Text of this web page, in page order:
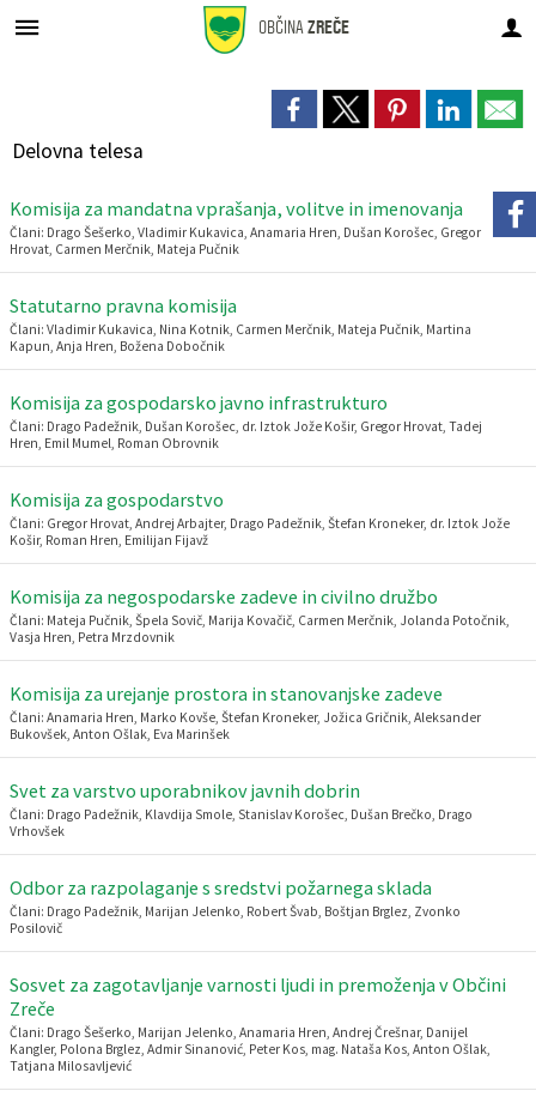
OBČINAZREČE
Delovna telesa
Komisija za mandatna vprašanja, volitve in imenovanja
Člani: Drago Šešerko, Vladimir Kukavica, Anamaria Hren, Dušan Korošec, Gregor
Hrovat, Carmen Merčnik, Mateja Pučnik
Statutarno pravna komisija
Člani: Vladimir Kukavica, Nina Kotnik, Carmen Merčnik, Mateja Pučnik, Martina
Kapun, Anja Hren, Božena Dobočnik
Komisija za gospodarsko javno infrastrukturo
Člani: Drago Padežnik, Dušan Korošec, dr. Iztok Jože Košir, Gregor Hrovat, Tadej
Hren, Emil Mumel, Roman Obrovnik
Komisija za gospodarstvo
Člani: Gregor Hrovat, Andrej Arbajter, Drago Padežnik, Štefan Kroneker, dr. Iztok Jože
Košir, Roman Hren, Emilijan Fijavž
Komisija za negospodarske zadeve in civilno družbo
Člani: Mateja Pučnik, Špela Sovič, Marija Kovačič, Carmen Merčnik, Jolanda Potočnik,
Vasja Hren, Petra Mrzdovnik
Komisija za urejanje prostora in stanovanjske zadeve
Člani: Anamaria Hren, Marko Kovše, Štefan Kroneker, Jožica Gričnik, Aleksander
Bukovšek, Anton Ošlak, Eva Marinšek
Svet za varstvo uporabnikov javnih dobrin
Člani: Drago Padežnik, Klavdija Smole, Stanislav Korošec, Dušan Brečko, Drago
Vrhovšek
Odbor za razpolaganje s sredstvi požarnega sklada
Člani: Drago Padežnik, Marijan Jelenko, Robert Švab, Boštjan Brglez, Zvonko
Posilovič
Sosvet za zagotavljanje varnosti ljudi in premoženja v Občini
Zreče
Člani: Drago Šešerko, Marijan Jelenko, Anamaria Hren, Andrej Črešnar, Danijel
Kangler, Polona Brglez, Admir Sinanović, Peter Kos, mag. Nataša Kos, Anton Ošlak,
Tatjana Milosavljević
O občini Zreče
Simboli občine
Prijateljska mesta
Politične stranke
Krajevne skupnosti
Upravni postopki
Razvojni programi
Kronologija občine
Fotogalerija
Župan
Podžupan
Občinski svet
Nadzorni odbor
Delovna telesa
Zaščita in reševanje-Štab CZ
Predstavniki občine v svetih zavodov
Pristojnosti
Člani
Seje
OBČINSKA UPRAVA
Organigram uprave
Direktorica občinske uprave
Pristojnosti
Seznam uradnih oseb
Skupna občinska uprava
Vloge in obrazci
Prijave in pobude
Premoženjskopravne in splošne zadeve
Gospodarske in stanovanjske zadeve
Negospodarske zadeve
Javne finance in proračun
Novice in obvestila
Javni razpisi in objave
Javna naročila
Prostorsko načrtovanje
Premoženje Občine Zreče
Projekti
Splošni akti občine
Informacije javnega značaja
Lokalne volitve
Prostorsko načrtovanje
Novice in obvestila
Občinski prostorski plan (OPP)
Občinski prostorski načrt (OPN)
Občinski podrobni prostorski načrti (OPPN)
DEDIŠČINA
Lokalni utrip
Dogodki v občini
Zapore cest
Pomembne številke
Javni zavodi
Delovni čas zdravnikov
Društva
Lokacije defibrilatorjev
Naravna
Tehniška
Sakralna
Etnološka
GOSP. JAVNE SLUŽBE
Vodovod
Kanalizacija
Ravnanje z odpadki
Cestno gospodarstvo
Urejanje javnih površin
Javna razsvetljava
Ceniki
Osnovni podatki
Analize pitne vode
Letna poročila o pitni vodi
Za pričetek iskanja kliknite na puščico >